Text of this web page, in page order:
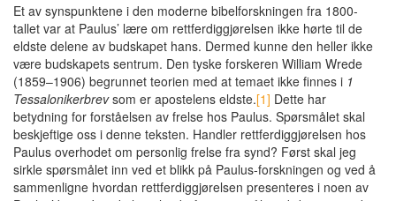
Et av synspunktene i den moderne bibelforskningen fra 1800-
tallet var at Paulus’ lære om rettferdiggjørelsen ikke hørte til de
eldste delene av budskapet hans. Dermed kunne den heller ikke
være budskapets sentrum. Den tyske forskeren William Wrede
(1859–1906) begrunnet teorien med at temaet ikke finnes i 1
Tessalonikerbrevsom er apostelens eldste.[1] Dette har
betydning for forståelsen av frelse hos Paulus. Spørsmålet skal
beskjeftige oss i denne teksten. Handler rettferdiggjørelsen hos
Paulus overhodet om personlig frelse fra synd? Først skal jeg
sirkle spørsmålet inn ved et blikk på Paulus-forskningen og ved å
sammenligne hvordan rettferdiggjørelsen presenteres i noen av